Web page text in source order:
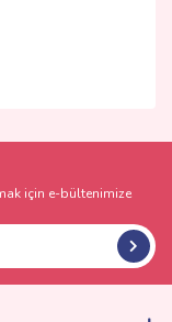
için e-bültenimize